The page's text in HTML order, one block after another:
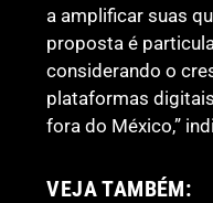
a amplificar suas
proposta é
considerando o
plataformas
fora do México,”
VEJA TAMBÉM: